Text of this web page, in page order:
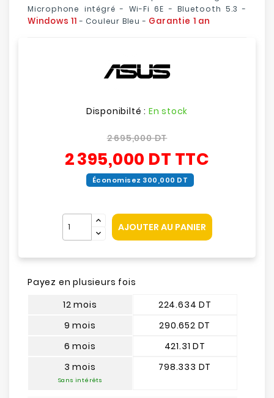
Microphone intégré - Wi-Fi 6E - Bluetooth 5.3 -
Windows 11 - Couleur Bleu - Garantie 1 an
Disponibilté : En stock
2 695,000 DT
2 395,000 DT TTC
Économisez 300,000 DT
AJOUTER AU PANIER
Payez en plusieurs fois
12 mois
9 mois
6 mois
3 mois
Sans intérêts
224.634 DT
290.652 DT
421.31 DT
798.333 DT